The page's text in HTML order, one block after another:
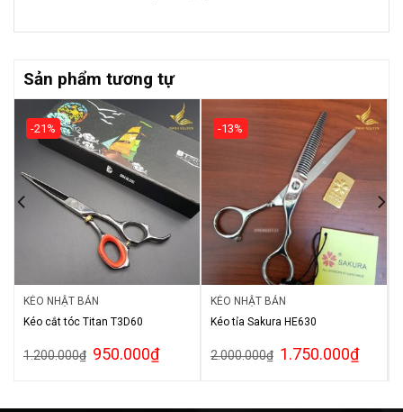
Sản phẩm tương tự
-21%
KÉO NHẬT BẢN
Kéo cắt tóc Titan T3D60
1.200.000₫ 950.000₫
-13%
KÉO NHẬT BẢN
Kéo tỉa Sakura HE630
2.000.000₫ 1.750.000₫